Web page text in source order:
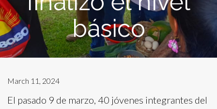
básico
March 11, 2024
El pasado 9 de marzo, 40 jóvenes integrantes del